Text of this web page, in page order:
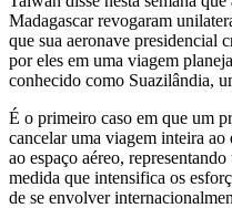
Madagascar revogaram
que sua aeronave presidencial
por eles em uma viagem
conhecido como Suazilândia,
É o primeiro caso em que um
cancelar uma viagem inteira ao
ao espaço aéreo,
medida que intensifica os
de se envolver